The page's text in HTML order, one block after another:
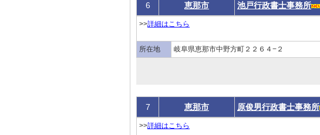
6 恵那市 池戸行政書士事務所
>>詳細はこちら
所在地 岐阜県恵那市中野方町２２６４−２
7 恵那市 原俊男行政書士事務所
>>詳細はこちら